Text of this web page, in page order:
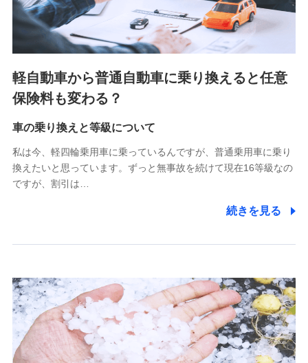
ssi.co.jp/)
SBIリスタ少額短期保険会社
(https://www.jishin.co.jp/)
スマートプラス少額短期保険株式会社
チューリッヒ少額短期保険株式会社
(https://www.zurichssi.co.jp/)
(https://www.tokiomarine-x.co.jp/)
(https://pshoken.co.jp/)
リトルファミリー少額短期保険株式会社
(https://www.littlefamily-ssi.com/)
郵便、電話、およびＥメール等により、当社と取引のあるも
た維持管理等の委託業務遂行のため、またそれらに付帯、関
連する当社および提携会社のサービスを案内、提供するため
（なお、当社は複数の保険会社と取引があり、取得した個人
情報を取引のある他の保険会社の商品・サービスをご提案す
るために利用させていただくことがあります。）
上記に係る連絡・手続き・管理等付帯業務を行うため
軽自動車から普通自動車に乗り換えると任意
保険料も変わる？
車の乗り換えと等級について
私は今、軽四輪乗用車に乗っているんですが、普通乗用車に乗り
換えたいと思っています。ずっと無事故を続けて現在16等級なの
ですが、割引は…
続きを見る